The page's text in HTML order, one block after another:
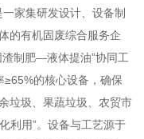
家集研发设计、设备制
的有机固废综合服务企
制肥—液体提油”协同工
的核心设备，确保
垃圾、果蔬垃圾、农贸市
利用”。设备与工艺源于